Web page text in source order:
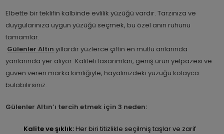
Elbette bir teklifin kalbinde evlilik yüzüğü vardır. Tarzınıza ve
duygularınıza uygun yüzüğü seçmek, bu özel anın ruhunu
tamamlar.
Gülenler Altın yıllardır yüzlerce çiftin en mutlu anlarında
yanlarında yer alıyor. Kaliteli tasarımları, geniş ürün yelpazesi ve
güven veren marka kimliğiyle, hayalinizdeki yüzüğü kolayca
bulabilirsiniz.
Gülenler Altın’ı tercih etmek için 3 neden:
Kalite ve şıklık:Her biri titizlikle seçilmiş taşlar ve zarif